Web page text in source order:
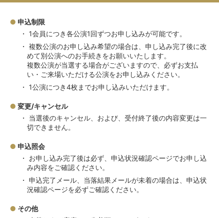
申込制限
1会員につき各公演1回ずつお申し込みが可能です。
複数公演のお申し込み希望の場合は、申し込み完了後に改
めて別公演へのお手続きをお願いいたします。
複数公演が当選する場合がございますので、必ずお支払
い・ご来場いただける公演をお申し込みください。
1公演につき4枚までお申し込みいただけます。
変更/キャンセル
当選後のキャンセル、および、受付終了後の内容変更は一
切できません。
申込照会
お申し込み完了後は必ず、申込状況確認ページでお申し込
み内容をご確認ください。
申込完了メール、当落結果メールが未着の場合は、申込状
況確認ページを必ずご確認ください。
その他